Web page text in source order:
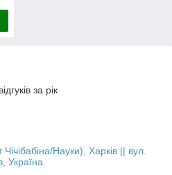
за рік
Науки), Харків || вул.
Україна